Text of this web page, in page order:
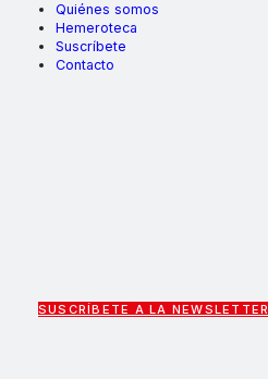
Quiénes somos
Hemeroteca
Suscríbete
Contacto
SUSCRÍBETE A LA NEWSLETTER